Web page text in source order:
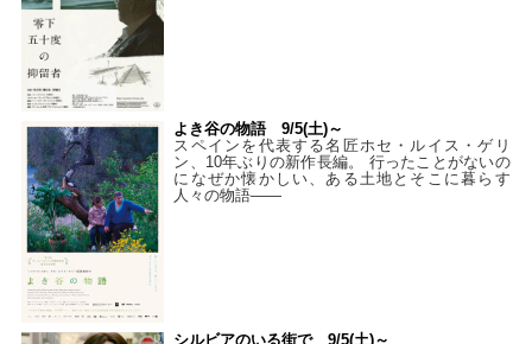
よき谷の物語 9/5(土)～
スペインを代表する名匠ホセ・ルイス・ゲリ
ン、10年ぶりの新作長編。 行ったことがないの
になぜか懐かしい、ある土地とそこに暮らす
人々の物語――
シルビアのいる街で 9/5(土)～